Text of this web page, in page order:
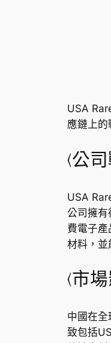
USA
應鏈上的
〈公
USA
公司擁有
費電子
材料，並
〈市
中國在
致包括